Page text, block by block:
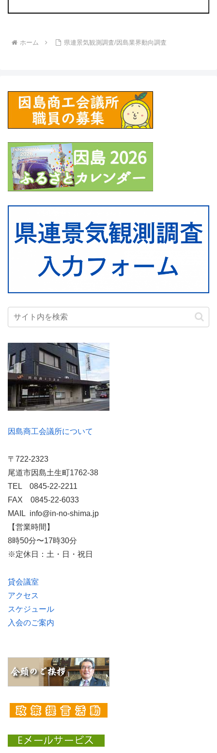
ホーム 県連景気観測調査/因島業界動向調査
因島商工会議所について
〒722-2323
尾道市因島土生町1762-38
TEL 0845-22-2211
FAX 0845-22-6033
MAIL info@in-no-shima.jp
【営業時間】
8時50分〜17時30分
※定休日：土・日・祝日
貸会議室
アクセス
スケジュール
入会のご案内